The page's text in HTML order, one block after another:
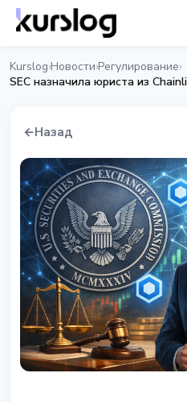
Kurslog›Новости›Регулирование›
SEC назначила юриста из
←Назад